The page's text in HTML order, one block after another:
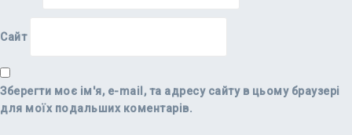
Сайт
Зберегти моє ім'я, e-mail, та адресу сайту в цьому браузері
для моїх подальших коментарів.